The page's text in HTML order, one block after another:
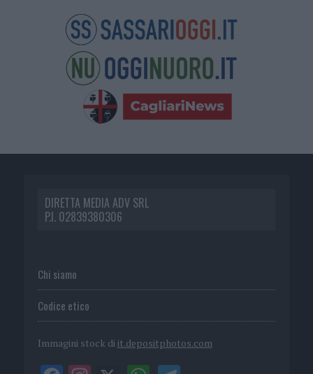
DIRETTA MEDIA ADV SRL
P.I. 02839380306
Chi siamo
Codice etico
Immagini stock di it.depositphotos.com